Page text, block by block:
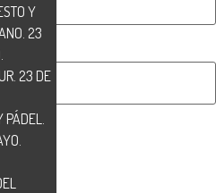
Y
23
23 DE
PÁDEL.